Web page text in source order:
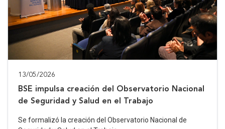
13/05/2026
BSE impulsa creación del Observatorio Nacional
de Seguridad y Salud en el Trabajo
Se formalizó la creación del Observatorio Nacional de